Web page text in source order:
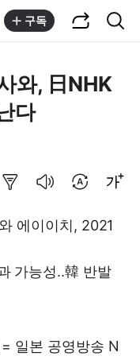
구독
와, 日NHK
다
에이이치, 2021
가능성..韓 반발
일본 공영방송 N